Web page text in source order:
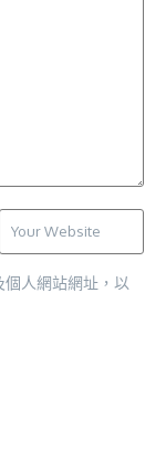
人網站網址，以